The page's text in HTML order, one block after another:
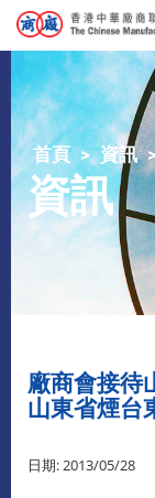
首頁 資訊
資訊
廠商會接待
山東省煙台
日期: 2013/05/28